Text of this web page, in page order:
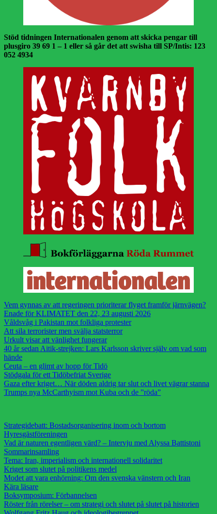
Stöd tidningen Internationalen genom att skicka pengar till
plusgiro 39 69 1 – 1 eller så går det att swisha till SP/Intis: 123
052 4934
Vem gynnas av att regeringen prioriterar flyget framför järnvägen?
Enade för KLIMATET den 22, 23 augusti 2026
Våldsvåg i Pakistan mot folkliga protester
Att sila terrorister men svälja statsterror
Urkult visar att vänlighet fungerar
40 år sedan Aitik-strejken: Lars Karlsson skriver själv om vad som
hände
Ceuta – en glimt av hopp för Tidö
Stödgala för ett Tidöbefriat Sverige
Gaza efter kriget… När döden aldrig tar slut och livet vägrar stanna
Trumps nya McCarthyism mot Kuba och de ”röda”
Strategidebatt: Bostadsorganisering inom och bortom
Hyresgästföreningen
Vad är naturen egentligen värd? – Intervju med Alyssa Battistoni
Sommarinsamling
Tema: Iran, imperialism och internationell solidaritet
Kriget som slutet på politikens medel
Modet att vara enhörning: Om den svenska vänstern och Iran
Kära läsare
Boksymposium: Förbannelsen
Röster från rörelser – om strategi och slutet på slutet på historien